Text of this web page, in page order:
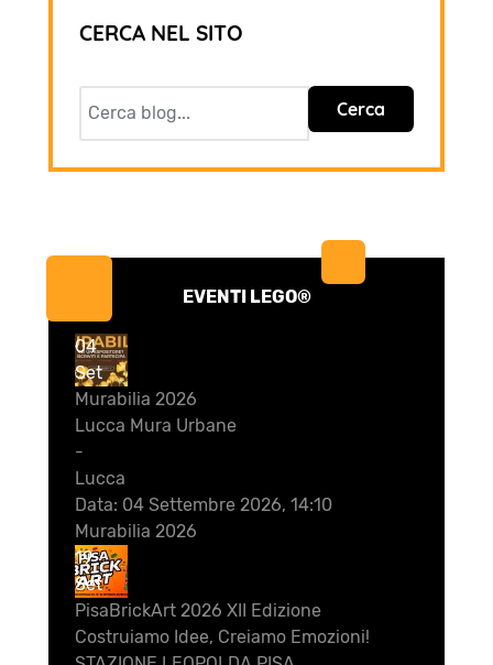
CERCA NEL SITO
Cerca
EVENTI LEGO®
04
Set
Murabilia 2026
Lucca Mura Urbane
-
Lucca
Data: 04 Settembre 2026, 14:10
Murabilia 2026
19
Set
PisaBrickArt 2026 XII Edizione
Costruiamo Idee, Creiamo Emozioni!